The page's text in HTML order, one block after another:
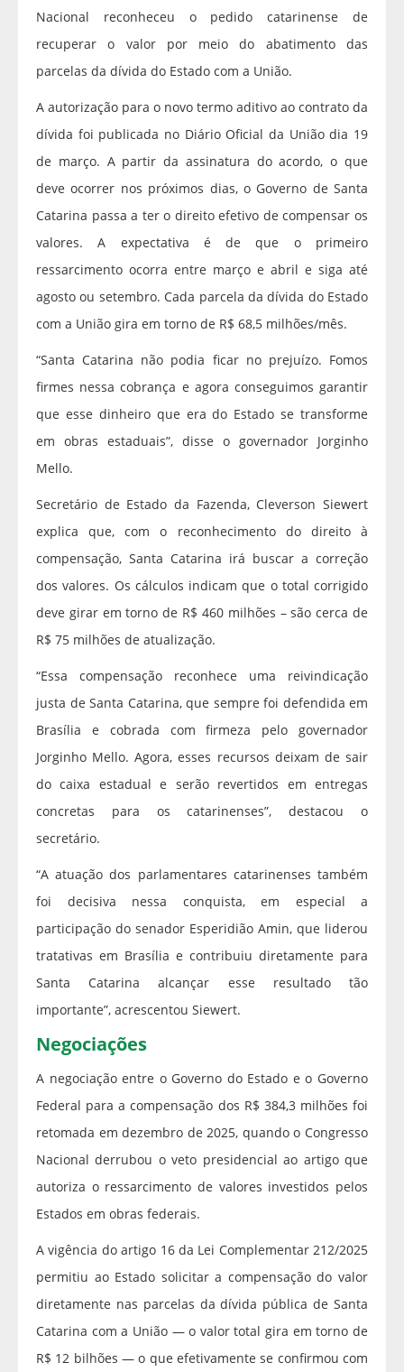
Nacional reconheceu o pedido catarinense de
recuperar o valor por meio do abatimento das
parcelas da dívida do Estado com a União.
A autorização para o novo termo aditivo ao contrato da
dívida foi publicada no Diário Oficial da União dia 19
de março. A partir da assinatura do acordo, o que
deve ocorrer nos próximos dias, o Governo de Santa
Catarina passa a ter o direito efetivo de compensar os
valores. A expectativa é de que o primeiro
ressarcimento ocorra entre março e abril e siga até
agosto ou setembro. Cada parcela da dívida do Estado
com a União gira em torno de R$ 68,5 milhões/mês.
“Santa Catarina não podia ficar no prejuízo. Fomos
firmes nessa cobrança e agora conseguimos garantir
que esse dinheiro que era do Estado se transforme
em obras estaduais”, disse o governador Jorginho
Mello.
Secretário de Estado da Fazenda, Cleverson Siewert
explica que, com o reconhecimento do direito à
compensação, Santa Catarina irá buscar a correção
dos valores. Os cálculos indicam que o total corrigido
deve girar em torno de R$ 460 milhões – são cerca de
R$ 75 milhões de atualização.
“Essa compensação reconhece uma reivindicação
justa de Santa Catarina, que sempre foi defendida em
Brasília e cobrada com firmeza pelo governador
Jorginho Mello. Agora, esses recursos deixam de sair
do caixa estadual e serão revertidos em entregas
concretas para os catarinenses”, destacou o
secretário.
“A atuação dos parlamentares catarinenses também
foi decisiva nessa conquista, em especial a
participação do senador Esperidião Amin, que liderou
tratativas em Brasília e contribuiu diretamente para
Santa Catarina alcançar esse resultado tão
importante”, acrescentou Siewert.
Negociações
A negociação entre o Governo do Estado e o Governo
Federal para a compensação dos R$ 384,3 milhões foi
retomada em dezembro de 2025, quando o Congresso
Nacional derrubou o veto presidencial ao artigo que
autoriza o ressarcimento de valores investidos pelos
Estados em obras federais.
A vigência do artigo 16 da Lei Complementar 212/2025
permitiu ao Estado solicitar a compensação do valor
diretamente nas parcelas da dívida pública de Santa
Catarina com a União — o valor total gira em torno de
R$ 12 bilhões — o que efetivamente se confirmou com